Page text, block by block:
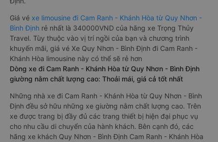
Giá vé xe limousine đi Cam Ranh - Khánh Hòa từ Quy Nhơn -
Bình Định rẻ nhất là 340000VND của hãng xe Trọng Thủy
Travel. Tùy thuộc vào vị trí ngồi của bạn và chương trình
khuyến mãi, giá vé Xe Quy Nhơn - Bình Định đi Cam Ranh -
Khánh Hòa limousine này có thể sẽ rẻ hơn
Dòng xe đi Cam Ranh - Khánh Hòa từ Quy Nhơn - Bình Định
giường nằm chất lượng cao: Thoải mái, giá cả tốt nhất
Những nhà xe đi Cam Ranh - Khánh Hòa từ Quy Nhơn - Bình
Định đều sở hữu những xe giường nằm chất lượng cao. Trên
xe được trang bị đầy đủ các trang thiết bị hiện đại phục vụ
cho nhu cầu di chuyển của hành khách. Bên cạnh đó, các
hãng xe khách Quy Nhơn - Bình Định Cam Ranh - Khánh Hòa